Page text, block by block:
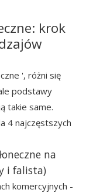
krok
', różni się
podstawy
takie same.
4 najczęstszych
na
i falista)
komercyjnych -